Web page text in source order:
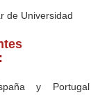
de Universidad
y Portugal